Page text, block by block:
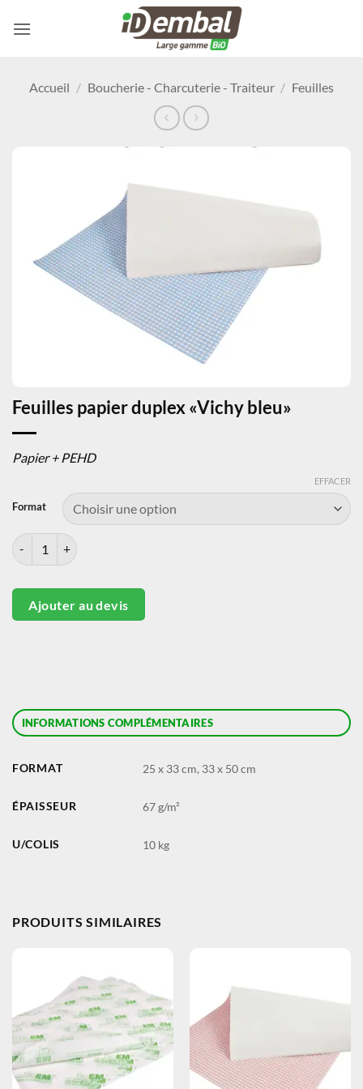
Accueil / Boucherie - Charcuterie - Traiteur / Feuilles
Feuilles papier duplex «Vichy bleu»
Papier + PEHD
Format
EFFACER
quantité de Feuilles papier duplex «Vichy bleu»
Ajouter au devis
INFORMATIONS COMPLÉMENTAIRES
FORMAT 25 x 33 cm, 33 x 50 cm
ÉPAISSEUR 67 g/m²
U/COLIS 10 kg
PRODUITS SIMILAIRES